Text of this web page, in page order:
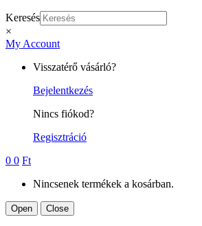
Keresés
×
My Account
Visszatérő vásárló?
Bejelentkezés
Nincs fiókod?
Regisztráció
0 0 Ft
Nincsenek termékek a kosárban.
Open Close